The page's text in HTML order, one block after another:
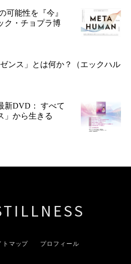
可能性を『今』
・チョプラ博
ゼンス」とは何か？（エックハル
新DVD： すべて
」から生きる
トマップ プロフィール